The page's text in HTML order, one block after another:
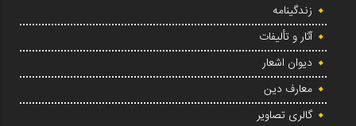
زندگینامه
آثار و تألیفات
دیوان اشعار
معارف دین
گالری تصاویر